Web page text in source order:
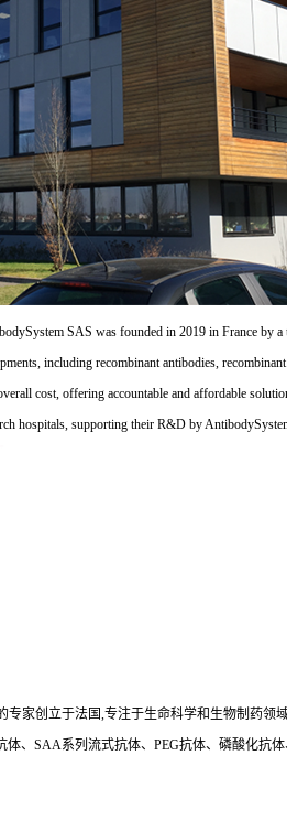
SAS was founded in 2019 in France by
including recombinant antibodies,
cost, offering accountable and affordable
hospitals, supporting their R&D by
专家创立于法国,专注于生命科学和生物制药
、SAA系列流式抗体、PEG抗体、磷酸化抗